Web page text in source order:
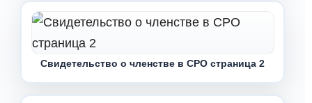
Свидетельство о членстве в СРО страница 2